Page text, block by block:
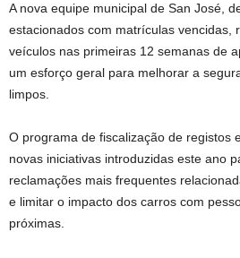
A nova equipe municipal de San José,
estacionados com matrículas vencidas,
veículos nas primeiras 12 semanas de
um esforço geral para melhorar a
limpos.
O programa de fiscalização de registos
novas iniciativas introduzidas este ano
reclamações mais frequentes
e limitar o impacto dos carros com
próximas.